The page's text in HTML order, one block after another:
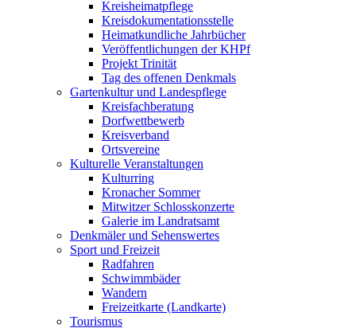
Kreisheimatpflege
Kreisdokumentationsstelle
Heimatkundliche Jahrbücher
Veröffentlichungen der KHPf
Projekt Trinität
Tag des offenen Denkmals
Gartenkultur und Landespflege
Kreisfachberatung
Dorfwettbewerb
Kreisverband
Ortsvereine
Kulturelle Veranstaltungen
Kulturring
Kronacher Sommer
Mitwitzer Schlosskonzerte
Galerie im Landratsamt
Denkmäler und Sehenswertes
Sport und Freizeit
Radfahren
Schwimmbäder
Wandern
Freizeitkarte (Landkarte)
Tourismus